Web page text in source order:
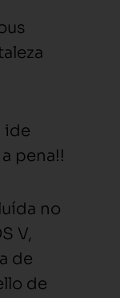
ide
pena!!
no
V,
de
de